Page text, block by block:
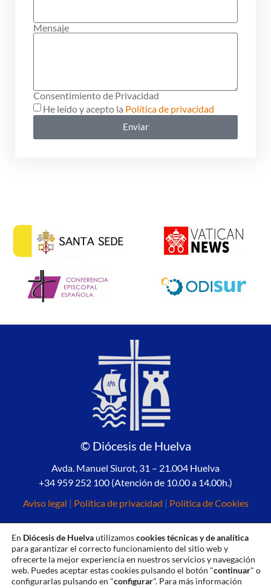
Mensaje
Consentimiento de Privacidad
He leído y acepto la Política de privacidad
Enviar
© Diócesis de Huelva
Avda. Manuel Siurot, 31 – 21.004 Huelva
+34 959 252 100 (Atención de 10.00 a 14.00h.)
Aviso legal | Política de privacidad | Política de Cookies
En Diócesis de Huelvautilizamoscookies técnicas y de analítica
para garantizar el correcto funcionamiento del sitio web y
ofrecerte la mejor experiencia en nuestros servicios y navegación
web. Puedes aceptar estas cookies pulsando el botón "continuar" o
configurarlas pulsando en "configurar". Para más información